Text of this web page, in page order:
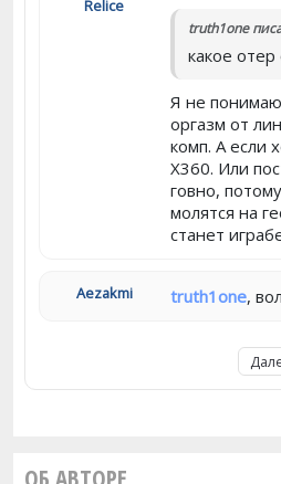
Relice
truth1one
какое отер
Я не
оргазм от
комп. А если
Х360. Или
говно,
молятся на
станет
Aezakmi truth1one,